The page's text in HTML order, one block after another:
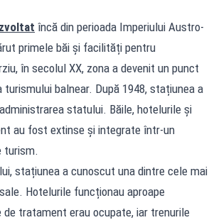
încă din perioada Imperiului Austro-
primele băi și facilități pentru
în secolul XX, zona a devenit un punct
balnear. După 1948, stațiunea a
statului. Băile, hotelurile și
au fost extinse și integrate într-un
turism.
stațiunea a cunoscut una dintre cele mai
Hotelurile funcționau aproape
de tratament erau ocupate, iar trenurile